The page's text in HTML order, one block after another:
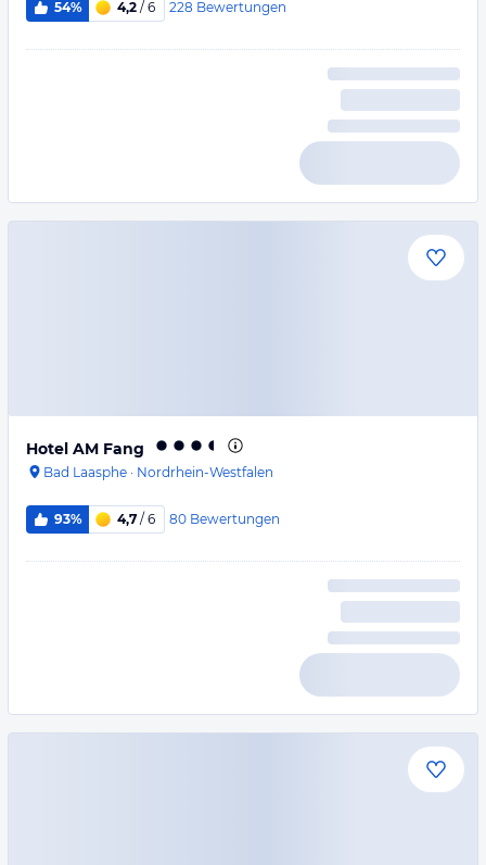
54% 4,2 / 6 228 Bewertungen
Hotel AM Fang
Bad Laasphe · Nordrhein-Westfalen
93% 4,7 / 6 80 Bewertungen